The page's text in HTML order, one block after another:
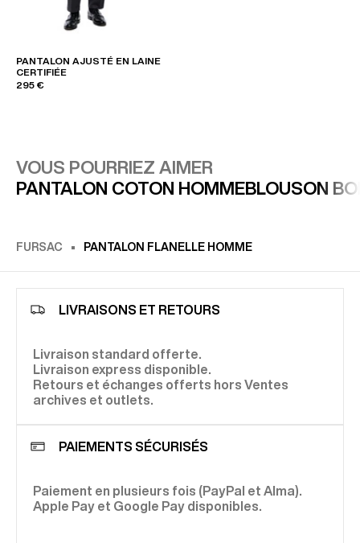
PANTALON AJUSTÉ EN LAINE
CERTIFIÉE
295 €
VOUS POURRIEZ AIMER
PANTALON COTON HOMMEBLOUSON
FURSAC PANTALON FLANELLE HOMME
LIVRAISONS ET RETOURS
Livraison standard offerte.
Livraison express disponible.
Retours et échanges offerts hors Ventes
archives et outlets.
PAIEMENTS SÉCURISÉS
Paiement en plusieurs fois (PayPal et Alma).
Apple Pay et Google Pay disponibles.